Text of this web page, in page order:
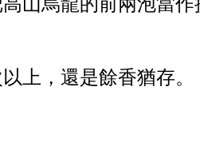
上，還是餘香猶存。